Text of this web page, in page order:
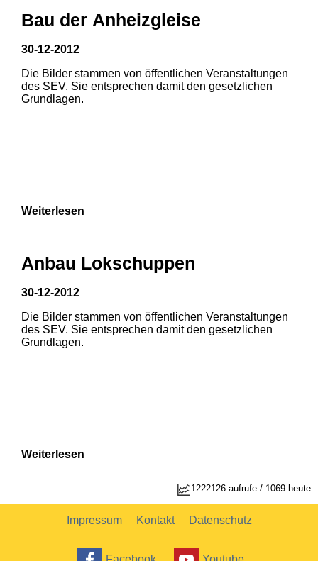
1 2
Bau der Anheizgleise
30-12-2012
Die Bilder stammen von öffentlichen Veranstaltungen
des SEV. Sie entsprechen damit den gesetzlichen
Grundlagen.
Weiterlesen
Anbau Lokschuppen
30-12-2012
Die Bilder stammen von öffentlichen Veranstaltungen
des SEV. Sie entsprechen damit den gesetzlichen
Grundlagen.
Weiterlesen
1222126 aufrufe / 1069 heute
Impressum Kontakt Datenschutz